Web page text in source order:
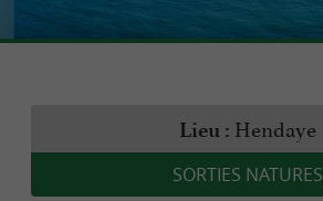
Lieu : Hendaye
SORTIES NATURES